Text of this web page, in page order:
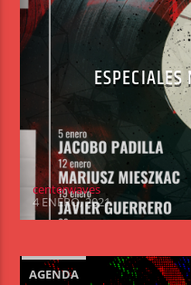
centerwaves
4 ENERO, 2021
AGENDA